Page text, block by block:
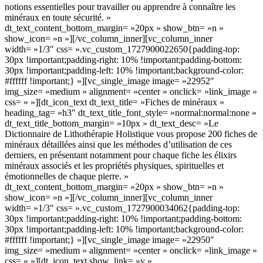
notions essentielles pour travailler ou apprendre à connaître les
minéraux en toute sécurité. »
dt_text_content_bottom_margin= »20px » show_btn= »n »
show_icon= »n »][/vc_column_inner][vc_column_inner
width= »1/3″ css= ».vc_custom_1727900022650{padding-top:
30px !important;padding-right: 10% !important;padding-bottom:
30px !important;padding-left: 10% !important;background-color:
#ffffff !important;} »][vc_single_image image= »22952″
img_size= »medium » alignment= »center » onclick= »link_image »
css= » »][dt_icon_text dt_text_title= »Fiches de minéraux »
heading_tag= »h3″ dt_text_title_font_style= »normal:normal:none »
dt_text_title_bottom_margin= »10px » dt_text_desc= »Le
Dictionnaire de Lithothérapie Holistique vous propose 200 fiches de
minéraux détaillées ainsi que les méthodes d’utilisation de ces
derniers, en présentant notamment pour chaque fiche les élixirs
minéraux associés et les propriétés physiques, spirituelles et
émotionnelles de chaque pierre. »
dt_text_content_bottom_margin= »20px » show_btn= »n »
show_icon= »n »][/vc_column_inner][vc_column_inner
width= »1/3″ css= ».vc_custom_1727900034062{padding-top:
30px !important;padding-right: 10% !important;padding-bottom:
30px !important;padding-left: 10% !important;background-color:
#ffffff !important;} »][vc_single_image image= »22950″
img_size= »medium » alignment= »center » onclick= »link_image »
css= » »][dt_icon_text show_link= »y »